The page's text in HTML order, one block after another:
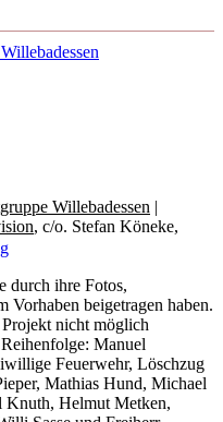
Willebadessen |
, c/o. Stefan Köneke,
durch ihre Fotos,
Vorhaben beigetragen haben.
nicht möglich
Manuel
Feuerwehr, Löschzug
Mathias Hund, Michael
Knuth, Helmut Metken,